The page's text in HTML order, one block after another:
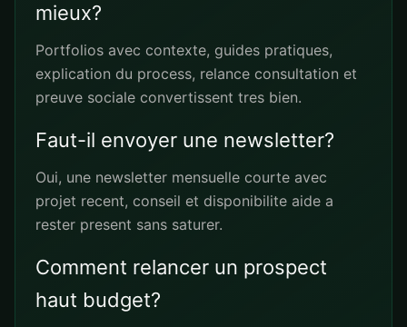
mieux?
Portfolios avec contexte, guides pratiques,
explication du process, relance consultation et
preuve sociale convertissent tres bien.
Faut-il envoyer une newsletter?
Oui, une newsletter mensuelle courte avec
projet recent, conseil et disponibilite aide a
rester present sans saturer.
Comment relancer un prospect
haut budget?